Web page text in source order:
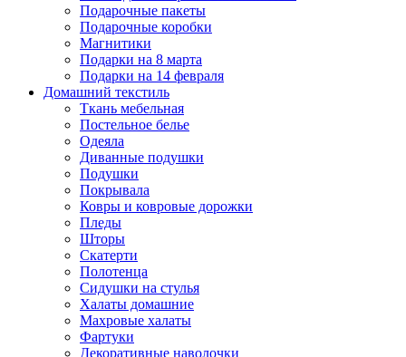
Подарочные пакеты
Подарочные коробки
Магнитики
Подарки на 8 марта
Подарки на 14 февраля
Домашний текстиль
Ткань мебельная
Постельное белье
Одеяла
Диванные подушки
Подушки
Покрывала
Ковры и ковровые дорожки
Пледы
Шторы
Скатерти
Полотенца
Сидушки на стулья
Халаты домашние
Махровые халаты
Фартуки
Декоративные наволочки